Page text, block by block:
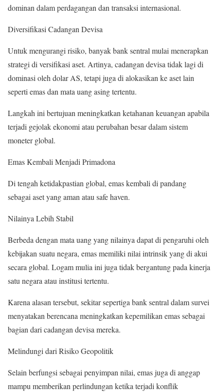
dominan dalam perdagangan dan transaksi internasional.
Diversifikasi Cadangan Devisa
Untuk mengurangi risiko, banyak bank sentral mulai menerapkan
strategi di versifikasi aset. Artinya, cadangan devisa tidak lagi di
dominasi oleh dolar AS, tetapi juga di alokasikan ke aset lain
seperti emas dan mata uang asing tertentu.
Langkah ini bertujuan meningkatkan ketahanan keuangan apabila
terjadi gejolak ekonomi atau perubahan besar dalam sistem
moneter global.
Emas Kembali Menjadi Primadona
Di tengah ketidakpastian global, emas kembali di pandang
sebagai aset yang aman atau safe haven.
Nilainya Lebih Stabil
Berbeda dengan mata uang yang nilainya dapat di pengaruhi oleh
kebijakan suatu negara, emas memiliki nilai intrinsik yang di akui
secara global. Logam mulia ini juga tidak bergantung pada kinerja
satu negara atau institusi tertentu.
Karena alasan tersebut, sekitar sepertiga bank sentral dalam survei
menyatakan berencana meningkatkan kepemilikan emas sebagai
bagian dari cadangan devisa mereka.
Melindungi dari Risiko Geopolitik
Selain berfungsi sebagai penyimpan nilai, emas juga di anggap
mampu memberikan perlindungan ketika terjadi konflik